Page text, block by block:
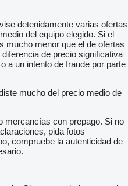
detenidamente varias ofertas
del equipo elegido. Si el
mucho menor que el de ofertas
de precio significativa
a un intento de fraude por parte
mucho del precio medio de
mercancías con prepago. Si no
pida fotos
compruebe la autenticidad de